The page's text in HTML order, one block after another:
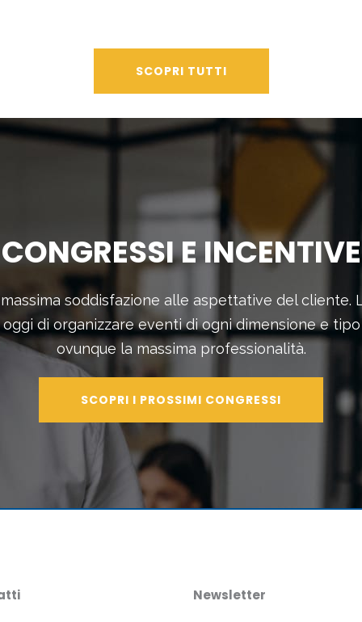
SCOPRI TUTTI
CONGRESSI E INCENTIVE
soddisfazione alle aspettative del cliente.
di organizzare eventi di ogni dimensione e
ovunque la massima professionalità.
SCOPRI I PROSSIMI CONGRESSI
Newsletter